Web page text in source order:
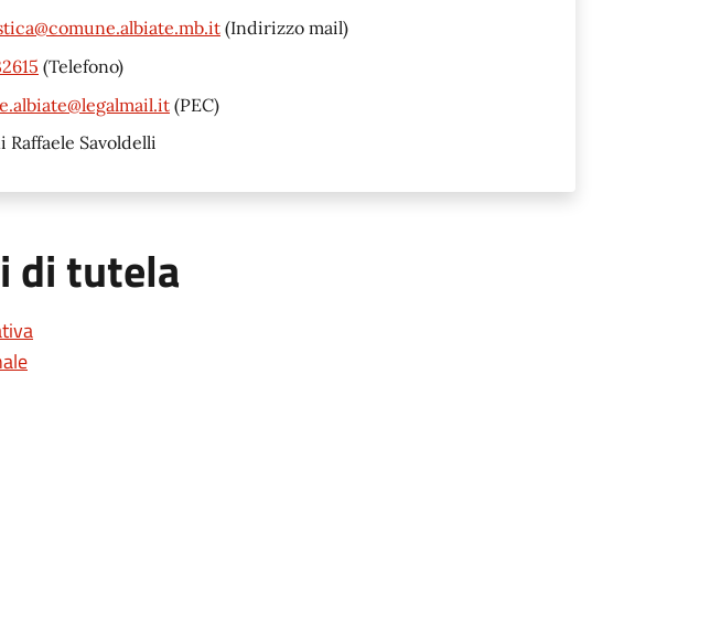
(Indirizzo mail)
(Telefono)
(PEC)
Raffaele Savoldelli
di tutela